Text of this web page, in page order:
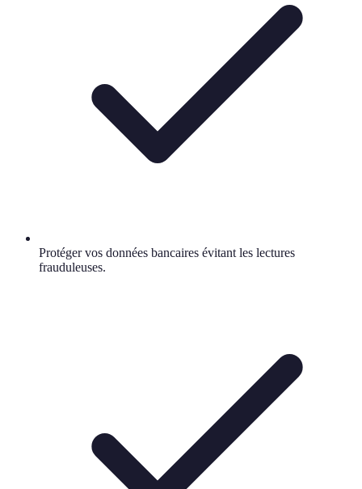
Protéger vos données bancaires évitant les lectures
frauduleuses.